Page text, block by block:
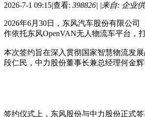
2026-7-1 09:15|查看: 398826| |来自: 企业
2026年6月30日，东风汽车股份有限公
作依托东风OpenVAN无人物流车平台
本次签约旨在深入贯彻国家智慧物流发
段仁民，中力股份董事长兼总经理何金辉
签约仪式上，东风股份与中力股份正式